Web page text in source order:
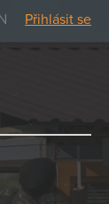
Přihlásit se